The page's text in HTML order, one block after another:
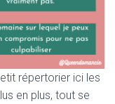
répertorier ici les
en plus, tout se